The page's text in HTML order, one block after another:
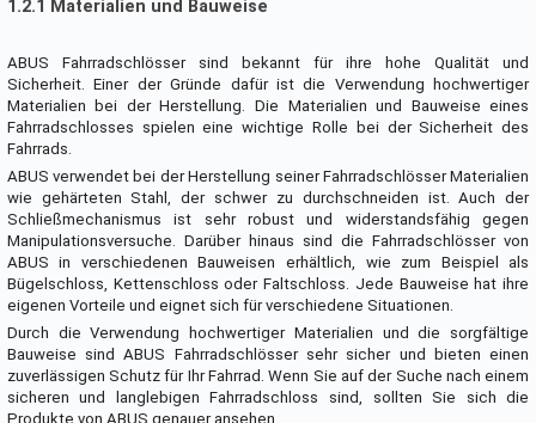
1.2.1 Materialien und Bauweise
ABUS Fahrradschlösser sind bekannt für ihre hohe Qualität und
Sicherheit. Einer der Gründe dafür ist die Verwendung hochwertiger
Materialien bei der Herstellung. Die Materialien und Bauweise eines
Fahrradschlosses spielen eine wichtige Rolle bei der Sicherheit des
Fahrrads.
ABUS verwendet bei der Herstellung seiner Fahrradschlösser Materialien
wie gehärteten Stahl, der schwer zu durchschneiden ist. Auch der
Schließmechanismus ist sehr robust und widerstandsfähig gegen
Manipulationsversuche. Darüber hinaus sind die Fahrradschlösser von
ABUS in verschiedenen Bauweisen erhältlich, wie zum Beispiel als
Bügelschloss, Kettenschloss oder Faltschloss. Jede Bauweise hat ihre
eigenen Vorteile und eignet sich für verschiedene Situationen.
Durch die Verwendung hochwertiger Materialien und die sorgfältige
Bauweise sind ABUS Fahrradschlösser sehr sicher und bieten einen
zuverlässigen Schutz für Ihr Fahrrad. Wenn Sie auf der Suche nach einem
sicheren und langlebigen Fahrradschloss sind, sollten Sie sich die
Produkte von ABUS genauer ansehen.